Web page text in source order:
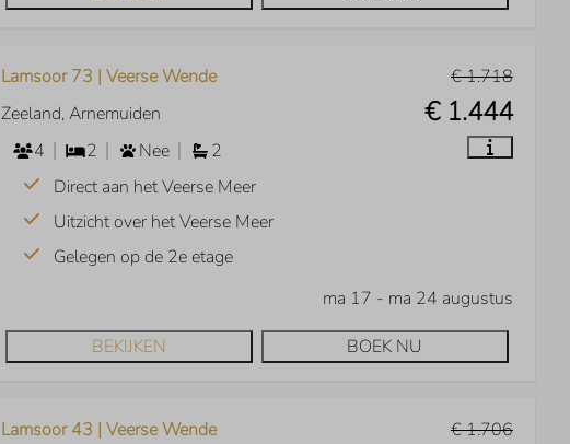
€ 1.718
€ 1.444
Lamsoor 73 | Veerse Wende
Zeeland, Arnemuiden
4
2 Nee
2
Direct aan het Veerse Meer
Uitzicht over het Veerse Meer
Gelegen op de 2e etage
ma 17 - ma 24 augustus
BEKIJKEN
BOEK NU
€ 1.706
Lamsoor 43 | Veerse Wende